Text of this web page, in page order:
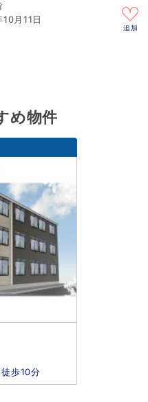
月11日
追加
め物件
歩10分